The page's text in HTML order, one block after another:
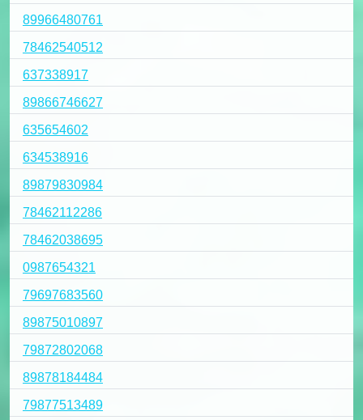
89966480761
78462540512
637338917
89866746627
635654602
634538916
89879830984
78462112286
78462038695
0987654321
79697683560
89875010897
79872802068
89878184484
79877513489